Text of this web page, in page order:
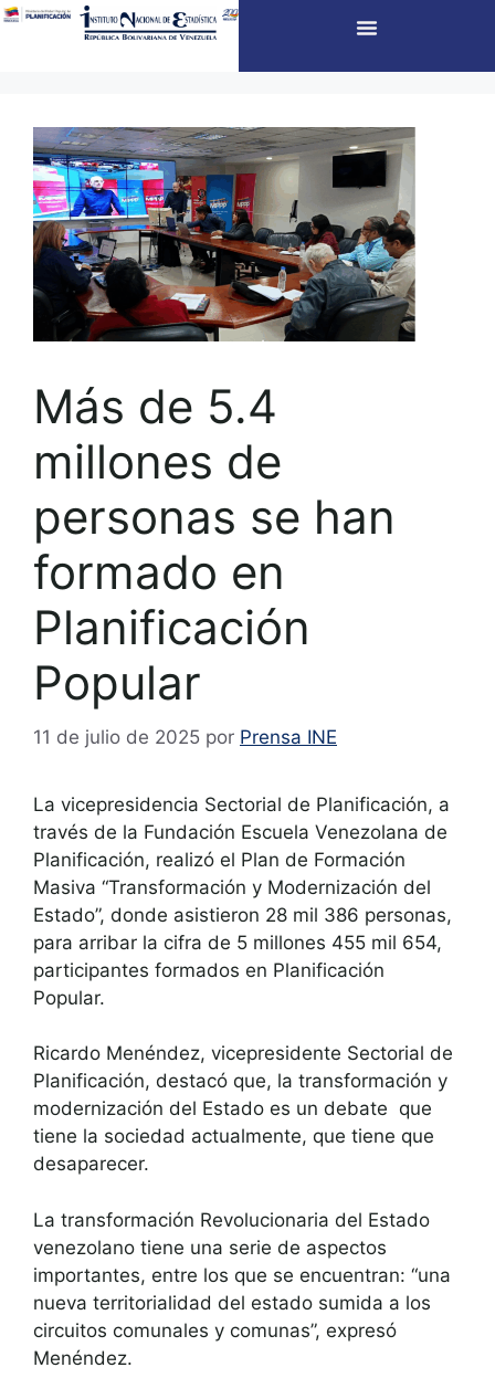
Más de 5.4
millones de
personas se han
formado en
Planificación
Popular
11 de julio de 2025 por Prensa INE
La vicepresidencia Sectorial de Planificación, a
través de la Fundación Escuela Venezolana de
Planificación, realizó el Plan de Formación
Masiva “Transformación y Modernización del
Estado”, donde asistieron 28 mil 386 personas,
para arribar la cifra de 5 millones 455 mil 654,
participantes formados en Planificación
Popular.
Ricardo Menéndez, vicepresidente Sectorial de
Planificación, destacó que, la transformación y
modernización del Estado es un debate que
tiene la sociedad actualmente, que tiene que
desaparecer.
La transformación Revolucionaria del Estado
venezolano tiene una serie de aspectos
importantes, entre los que se encuentran: “una
nueva territorialidad del estado sumida a los
circuitos comunales y comunas”, expresó
Menéndez.